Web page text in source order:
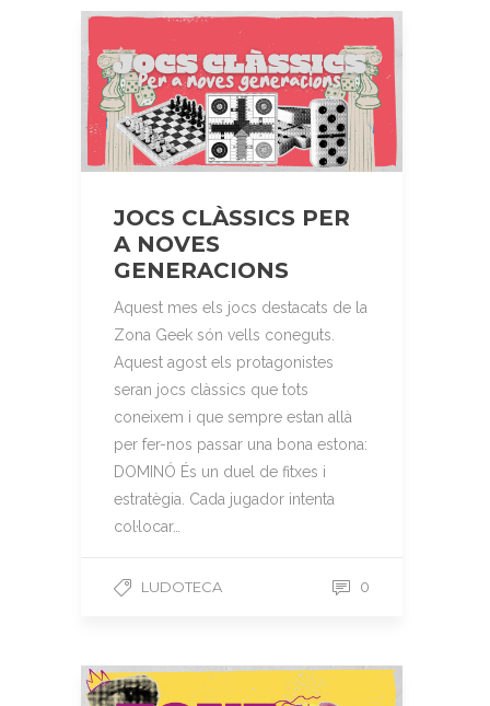
JOCS CLÀSSICS PER
A NOVES
GENERACIONS
Aquest mes els jocs destacats de la
Zona Geek són vells coneguts.
Aquest agost els protagonistes
seran jocs clàssics que tots
coneixem i que sempre estan allà
per fer-nos passar una bona estona:
DOMINÓ És un duel de fitxes i
estratègia. Cada jugador intenta
col·locar…
LUDOTECA 0